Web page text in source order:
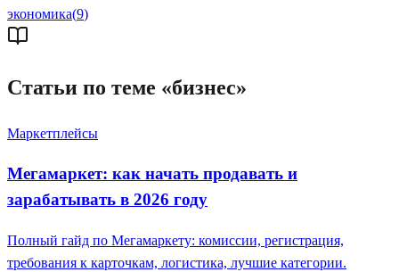
экономика(9)
Статьи по теме «бизнес»
Маркетплейсы
Мегамаркет: как начать продавать и
зарабатывать в 2026 году
Полный гайд по Мегамаркету: комиссии, регистрация,
требования к карточкам, логистика, лучшие категории.